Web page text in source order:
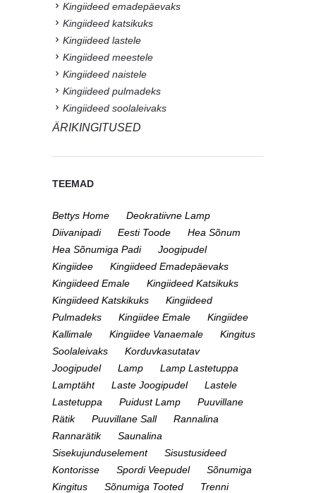
Kingiideed emadepäevaks
Kingiideed katsikuks
Kingiideed lastele
Kingiideed meestele
Kingiideed naistele
Kingiideed pulmadeks
Kingiideed soolaleivaks
ÄRIKINGITUSED
TEEMAD
Bettys Home
Deokratiivne Lamp
Diivanipadi
Eesti Toode
Hea Sõnum
Hea Sõnumiga Padi
Joogipudel
Kingiidee
Kingiideed Emadepäevaks
Kingiideed Emale
Kingiideed Katsikuks
Kingiideed Katskikuks
Kingiideed
Pulmadeks
Kingiidee Emale
Kingiidee
Kallimale
Kingiidee Vanaemale
Kingitus
Soolaleivaks
Korduvkasutatav
Joogipudel
Lamp
Lamp Lastetuppa
Lamptäht
Laste Joogipudel
Lastele
Lastetuppa
Puidust Lamp
Puuvillane
Rätik
Puuvillane Sall
Rannalina
Rannarätik
Saunalina
Sisekujunduselement
Sisustusideed
Kontorisse
Spordi Veepudel
Sõnumiga
Kingitus
Sõnumiga Tooted
Trenni